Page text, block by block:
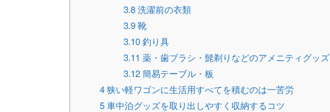
3.8洗濯前の衣類
3.9靴
3.10釣り具
3.11 薬・歯ブラシ・髭剃りなどのアメニティグッズ
3.12簡易テーブル・板
4狭い軽ワゴンに生活用すべてを積むのは一苦労
5車中泊グッズを取り出しやすく収納するコツ